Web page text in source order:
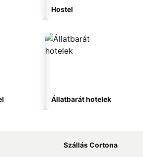
Hostel
Állatbarát hotelek
Szállás Cortona